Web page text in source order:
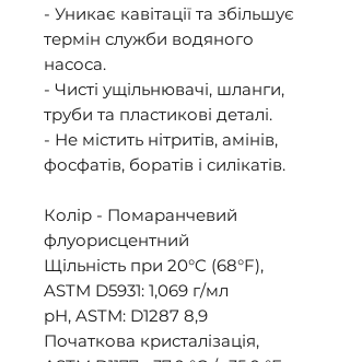
- Уникає кавітації та збільшує
термін служби водяного
насоса.
- Чисті ущільнювачі, шланги,
труби та пластикові деталі.
- Не містить нітритів, амінів,
фосфатів, боратів і силікатів.
Колір - Помаранчевий
флуорисцентний
Щільність при 20°C (68°F),
ASTM D5931: 1,069 г/мл
pH, ASTM: D1287 8,9
Початкова кристалізація,